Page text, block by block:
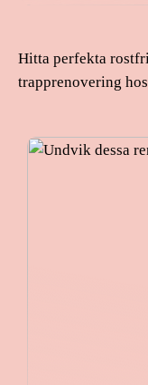
Hitta perfekta
trapprenovering